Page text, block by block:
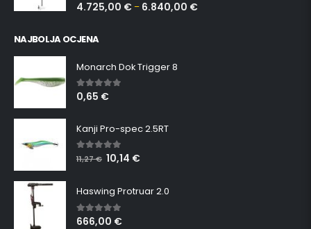
4.725,00 € – 6.840,00 €
NAJBOLJA OCJENA
Monarch Dok Trigger 8
5.00 out of 5
0,65 €
Kanji Pro-spec 2.5RT
5.00out of 5
11,27€ 10,14 €
Haswing Protruar 2.0
5.00 out of 5
666,00 €